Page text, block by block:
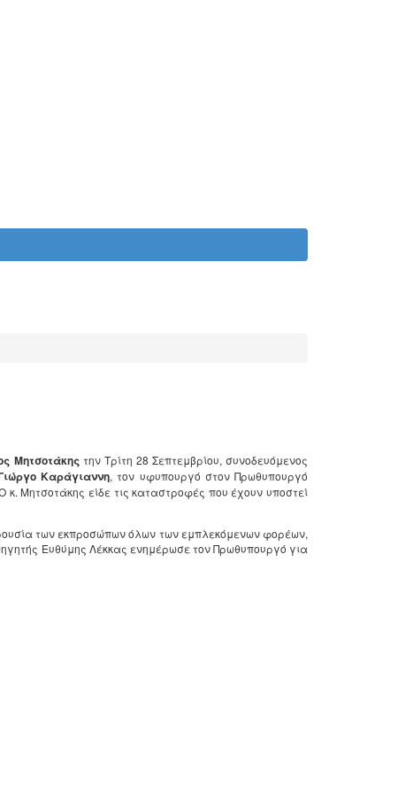
Μητσοτάκηςτην Τρίτη 28 Σεπτεμβρίου, συνοδευόμενος
Καράγιαννη, τον υφυπουργό στον Πρωθυπουργό
κ. Μητσοτάκης είδε τις καταστροφές που έχουν υποστεί
των εκπροσώπων όλων των εμπλεκόμενων φορέων,
Ευθύμης Λέκκας ενημέρωσε τον Πρωθυπουργό για